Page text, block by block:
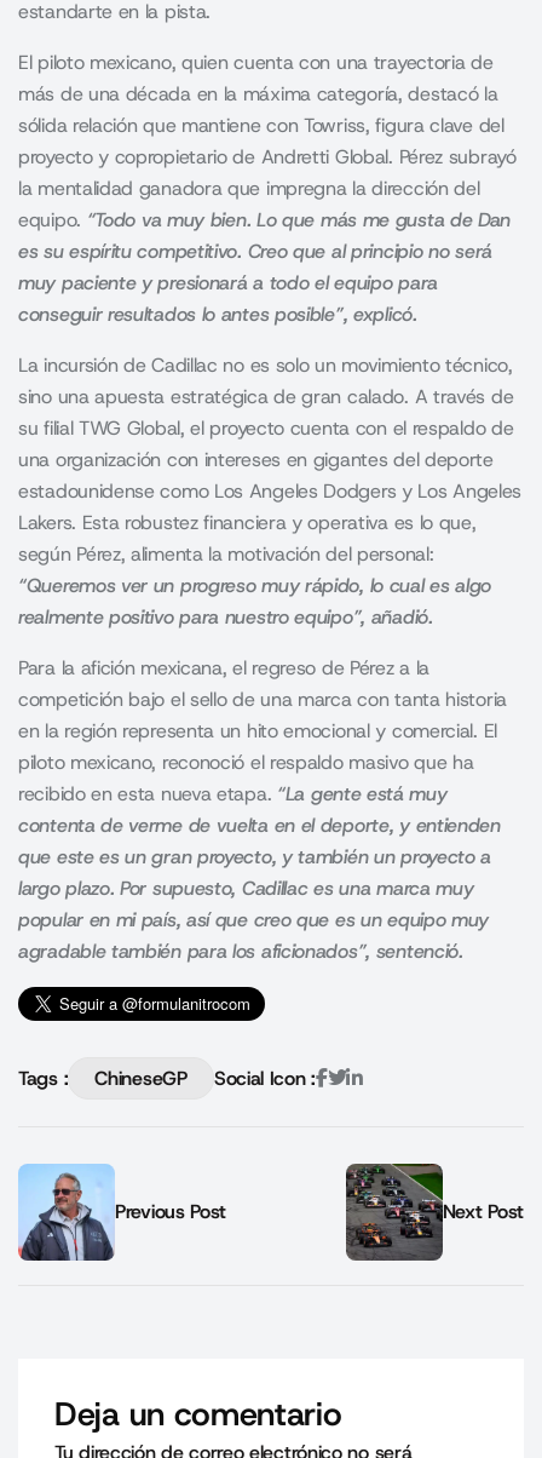
estandarte en la pista.
El piloto mexicano, quien cuenta con una trayectoria de
más de una década en la máxima categoría, destacó la
sólida relación que mantiene con Towriss, figura clave del
proyecto y copropietario de Andretti Global. Pérez subrayó
la mentalidad ganadora que impregna la dirección del
equipo. “Todo va muy bien. Lo que más me gusta de Dan
es su espíritu competitivo. Creo que al principio no será
muy paciente y presionará a todo el equipo para
conseguir resultados lo antes posible”, explicó.
La incursión de Cadillac no es solo un movimiento técnico,
sino una apuesta estratégica de gran calado. A través de
su filial TWG Global, el proyecto cuenta con el respaldo de
una organización con intereses en gigantes del deporte
estadounidense como Los Angeles Dodgers y Los Angeles
Lakers. Esta robustez financiera y operativa es lo que,
según Pérez, alimenta la motivación del personal:
“Queremos ver un progreso muy rápido, lo cual es algo
realmente positivo para nuestro equipo”, añadió.
Para la afición mexicana, el regreso de Pérez a la
competición bajo el sello de una marca con tanta historia
en la región representa un hito emocional y comercial. El
piloto mexicano, reconoció el respaldo masivo que ha
recibido en esta nueva etapa. “La gente está muy
contenta de verme de vuelta en el deporte, y entienden
que este es un gran proyecto, y también un proyecto a
largo plazo. Por supuesto, Cadillac es una marca muy
popular en mi país, así que creo que es un equipo muy
agradable también para los aficionados”, sentenció.
Tags : ChineseGP Social Icon :
Previous Post Next Post
Deja un comentario